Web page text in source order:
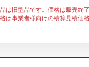
は旧型品です。価格は販売終
は事業者様向けの積算見積価